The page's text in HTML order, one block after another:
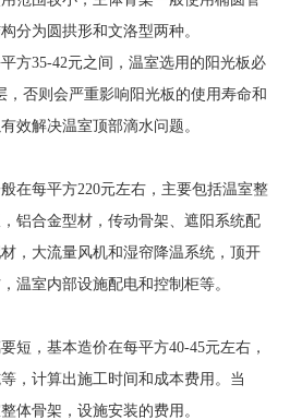
分为圆拱形和文洛型两种。
方35-42元之间，温室选用的阳光板必
否则会严重影响阳光板的使用寿命和
效解决温室顶部滴水问题。
在每平方220元左右，主要包括温室整
铝合金型材，传动骨架、遮阳系统配
，大流量风机和湿帘降温系统，顶开
温室内部设施配电和控制柜等。
短，基本造价在每平方40-45元左右，
，计算出施工时间和成本费用。当
体骨架，设施安装的费用。